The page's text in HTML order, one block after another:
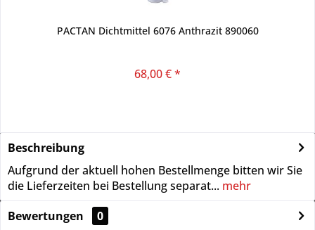
PACTAN Dichtmittel 6076 Anthrazit 890060
68,00 € *
Beschreibung
Aufgrund der aktuell hohen Bestellmenge bitten wir Sie
die Lieferzeiten bei Bestellung separat... mehr
Bewertungen
0